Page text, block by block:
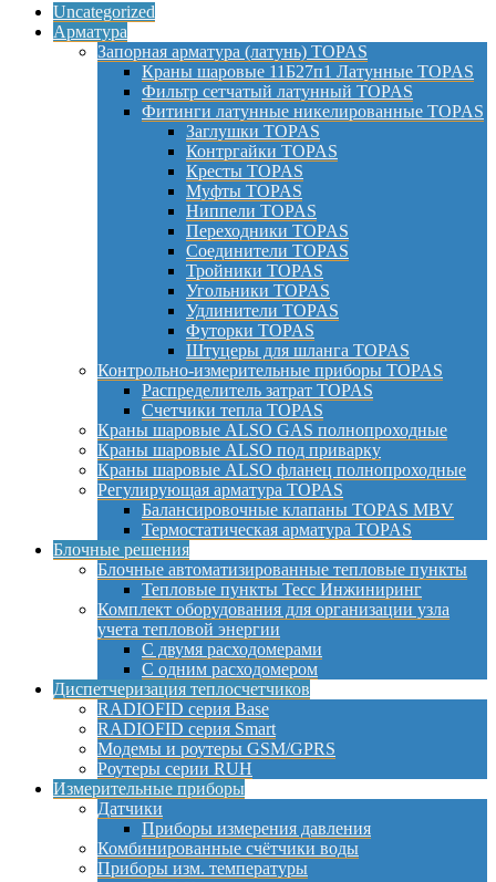
Uncategorized
Арматура
Запорная арматура (латунь) TOPAS
Краны шаровые 11Б27п1 Латунные TOPAS
Фильтр сетчатый латунный TOPAS
Фитинги латунные никелированные TOPAS
Заглушки TOPAS
Контргайки TOPAS
Кресты TOPAS
Муфты TOPAS
Ниппели TOPAS
Переходники TOPAS
Соединители TOPAS
Тройники TOPAS
Угольники TOPAS
Удлинители TOPAS
Футорки TOPAS
Штуцеры для шланга TOPAS
Контрольно-измерительные приборы TOPAS
Распределитель затрат TOPAS
Счетчики тепла TOPAS
Краны шаровые ALSO GAS полнопроходные
Краны шаровые ALSO под приварку
Краны шаровые ALSO фланец полнопроходные
Регулирующая арматура TOPAS
Балансировочные клапаны TOPAS MBV
Термостатическая арматура TOPAS
Блочные решения
Блочные автоматизированные тепловые пункты
Тепловые пункты Тесс Инжиниринг
Комплект оборудования для организации узла
учета тепловой энергии
С двумя расходомерами
С одним расходомером
Диспетчеризация теплосчетчиков
RADIOFID серия Base
RADIOFID серия Smart
Модемы и роутеры GSM/GPRS
Роутеры серии RUH
Измерительные приборы
Датчики
Приборы измерения давления
Комбинированные счётчики воды
Приборы изм. температуры